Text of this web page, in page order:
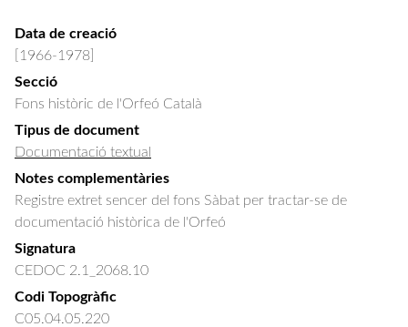
Data de creació
[1966-1978]
Secció
Fons històric de l'Orfeó Català
Tipus de document
Documentació textual
Notes complementàries
Registre extret sencer del fons Sàbat per tractar-se de
documentació històrica de l'Orfeó
Signatura
CEDOC 2.1_2068.10
Codi Topogràfic
C05.04.05.220